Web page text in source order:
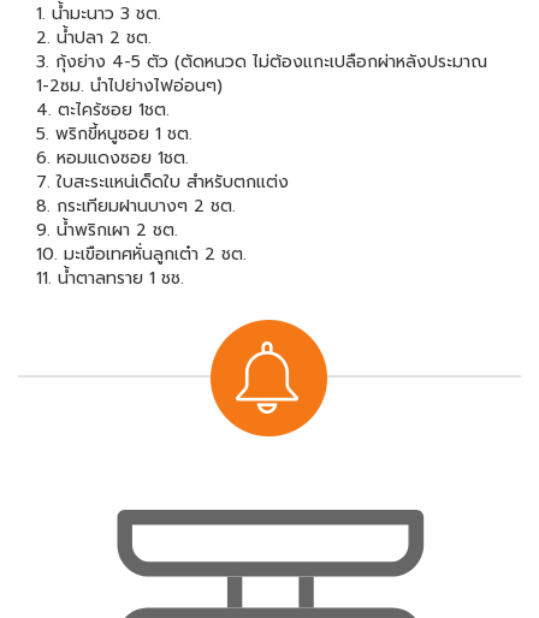
1. น้ำมะนาว 3 ชต.
2. น้ำปลา 2 ชต.
3. กุ้งย่าง 4-5 ตัว (ตัดหนวด ไม่ต้องแกะเปลือกผ่าหลังประมาณ
1-2ซม. นำไปย่างไฟอ่อนๆ)
4. ตะไคร้ซอย 1ชต.
5. พริกขี้หนูซอย 1 ชต.
6. หอมแดงซอย 1ชต.
7. ใบสะระแหน่เด็ดใบ สำหรับตกแต่ง
8. กระเทียมฝานบางๆ 2 ชต.
9. น้ำพริกเผา 2 ชต.
10. มะเขือเทศหั่นลูกเต๋า 2 ชต.
11. น้ำตาลทราย 1 ชช.